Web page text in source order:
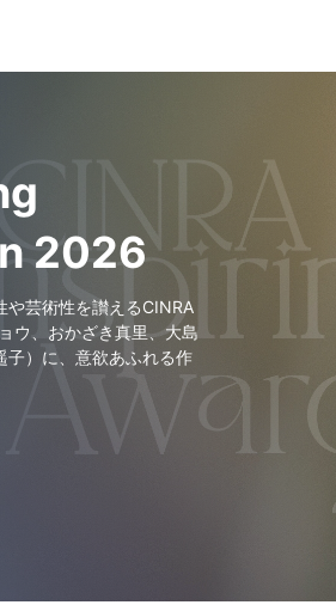
2026
や芸術性を讃えるCINRA
ウ、おかざき真里、大島
子）に、意欲あふれる作